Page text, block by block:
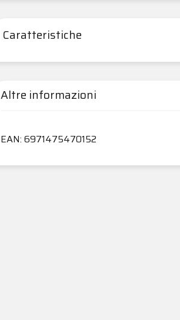
Caratteristiche
Altre informazioni
EAN: 6971475470152